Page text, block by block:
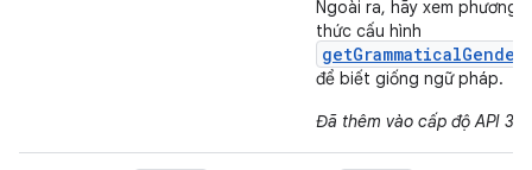
Ngoài ra, hãy xem phương
thức cấu hình
getGrammaticalGender
để biết giống ngữ pháp.
Đã thêm vào cấp độ API 34.